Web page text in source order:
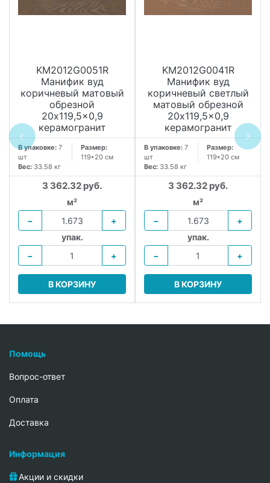
KM2012G0051R
Манифик вуд
коричневый матовый
обрезной
20x119,5x0,9
керамогранит
В упаковке: 7
шт
Размер:
119*20 см
Вес: 33.58 кг
3 362.32 руб.
м²
−
+
упак.
−
+
В КОРЗИНУ
KM2012G0041R
Манифик вуд
коричневый светлый
матовый обрезной
20x119,5x0,9
керамогранит
В упаковке: 7
шт
Размер:
119*20 см
Вес: 33.58 кг
3 362.32 руб.
м²
−
+
упак.
−
+
В КОРЗИНУ
Помощь
Вопрос-ответ
Oплата
Доставка
Информация
Акции и скидки